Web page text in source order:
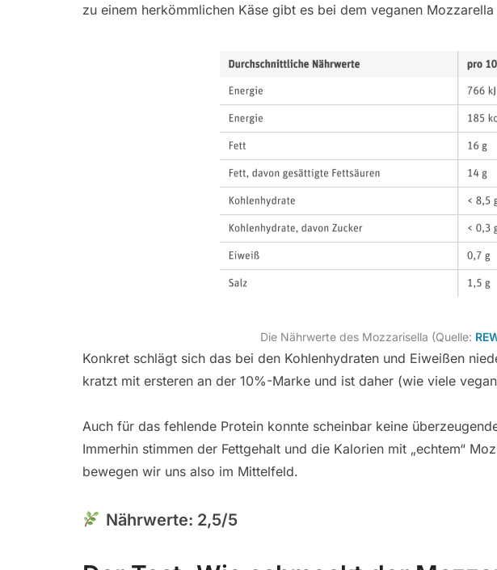
zu einem herkömmlichen Käse gibt es bei dem veganen
Die Nährwerte des Mozzarisella (Quelle:
Konkret schlägt sich das bei den Kohlenhydraten und Eiweißen
kratzt mit ersteren an der 10%-Marke und ist daher (wie viele
Auch für das fehlende Protein konnte scheinbar keine
Immerhin stimmen der Fettgehalt und die Kalorien mit „echtem“
bewegen wir uns also im Mittelfeld.
Nährwerte: 2,5/5